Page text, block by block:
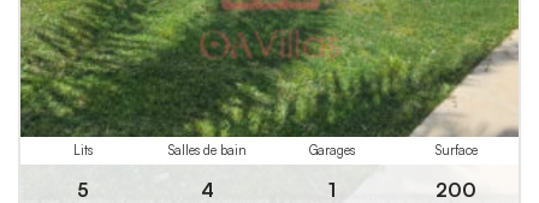
Lits
5
Salles de bain
4
Garages
1
Surface
200